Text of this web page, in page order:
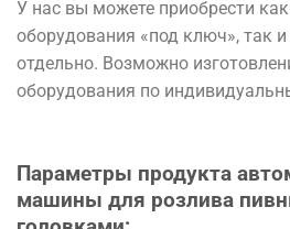
У нас вы можете приобрести
оборудования «под ключ», так
отдельно. Возможно
оборудования по
Параметры продукта
машины для розлива